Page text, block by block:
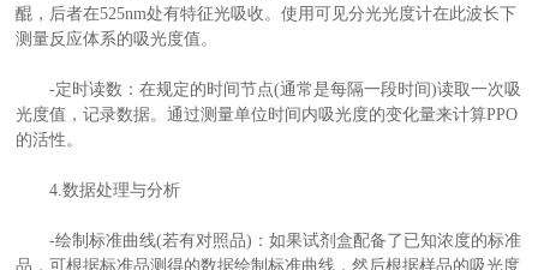
醌，后者在525nm处有特征光吸收。使用可见分光光度计在此波长下
测量反应体系的吸光度值。
-定时读数：在规定的时间节点(通常是每隔一段时间)读取一次吸
光度值，记录数据。通过测量单位时间内吸光度的变化量来计算PPO
的活性。
4.数据处理与分析
-绘制标准曲线(若有对照品)：如果试剂盒配备了已知浓度的标准
品，可根据标准品测得的数据绘制标准曲线，然后根据样品的吸光度